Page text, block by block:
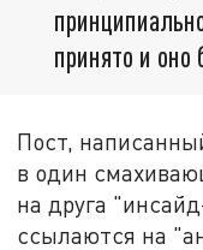
принято и оно
Пост,
в один
на друга
ссылаются на